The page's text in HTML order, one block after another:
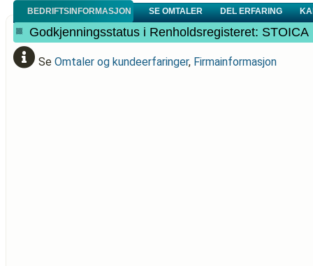
BEDRIFTSINFORMASJON SE OMTALER DEL ERFARING
Godkjenningsstatus i Renholdsregisteret: STOICA
Se Omtaler og kundeerfaringer, Firmainformasjon